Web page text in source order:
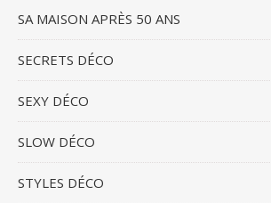
SA MAISON APRÈS 50 ANS
SECRETS DÉCO
SEXY DÉCO
SLOW DÉCO
STYLES DÉCO